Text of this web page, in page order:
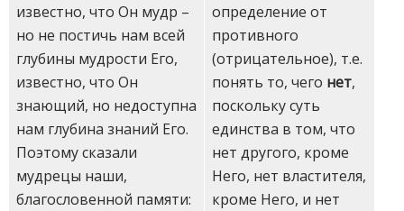
известно, что Он мудр –
но не постичь нам всей
глубины мудрости Его,
известно, что Он
знающий, но недоступна
нам глубина знаний Его.
Поэтому сказали
мудрецы наши,
благословенной памяти:
определение от
противного
(отрицательное), т.е.
понять то, чего нет,
поскольку суть
единства в том, что
нет другого, кроме
Него, нет властителя,
кроме Него, и нет